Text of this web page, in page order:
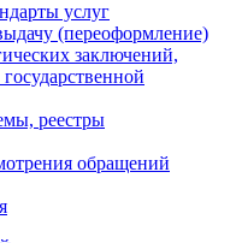
услуг
(переоформление)
заключений,
реестры
обращений